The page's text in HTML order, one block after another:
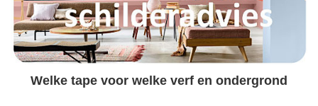
Welke tape voor welke verf en ondergrond